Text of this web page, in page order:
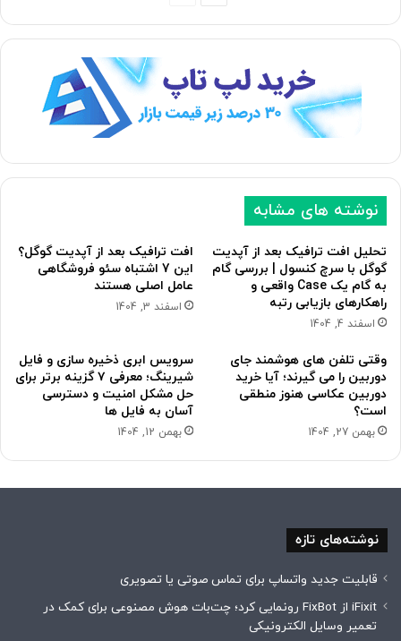
نوشته های مشابه
تحلیل افت ترافیک بعد از آپدیت
گوگل با سرچ کنسول | بررسی گام
به گام یک Case واقعی و
راهکارهای بازیابی رتبه
اسفند 4, 1404
افت ترافیک بعد از آپدیت گوگل؟
این 7 اشتباه سئو فروشگاهی
عامل اصلی هستند
اسفند 3, 1404
وقتی تلفن های هوشمند جای
دوربین را می گیرند؛ آیا خرید
دوربین عکاسی هنوز منطقی
است؟
بهمن 27, 1404
سرویس ابری ذخیره سازی و فایل
شیرینگ؛ معرفی ۷ گزینه برتر برای
حل مشکل امنیت و دسترسی
آسان به فایل ها
بهمن 12, 1404
نوشته‌های تازه
قابلیت جدید واتساپ برای تماس صوتی یا تصویری
iFixit از FixBot رونمایی کرد؛ چت‌بات هوش مصنوعی برای کمک در
تعمیر وسایل الکترونیکی